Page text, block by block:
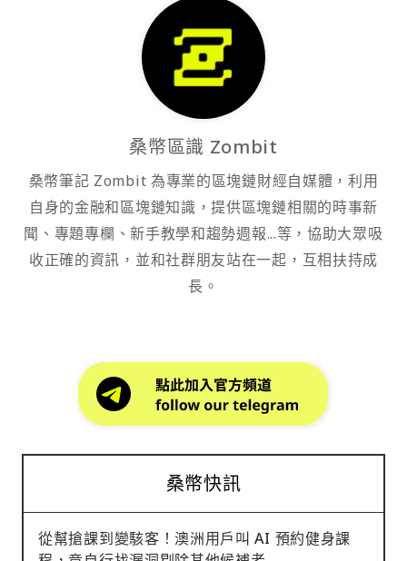
桑幣區識 Zombit
桑幣筆記 Zombit 為專業的區塊鏈財經自媒體，利用
自身的金融和區塊鏈知識，提供區塊鏈相關的時事新
聞、專題專欄、新手教學和趨勢週報...等，協助大眾吸
收正確的資訊，並和社群朋友站在一起，互相扶持成
長。
桑幣快訊
從幫搶課到變駭客！澳洲用戶叫 AI 預約健身課